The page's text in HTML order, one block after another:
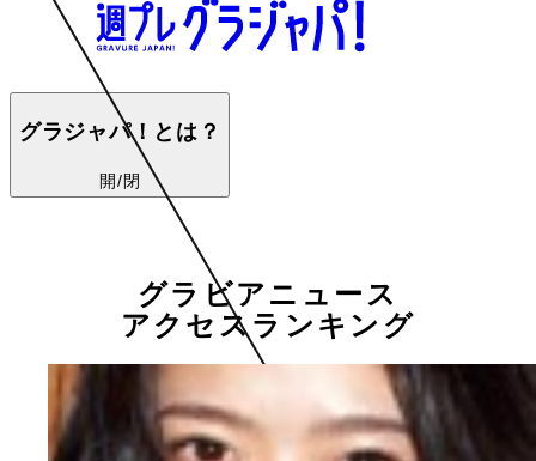
グラジャパ！とは？
開/閉
グラビアニュース
アクセスランキング